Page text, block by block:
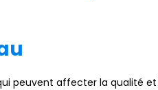
peuvent affecter la qualité